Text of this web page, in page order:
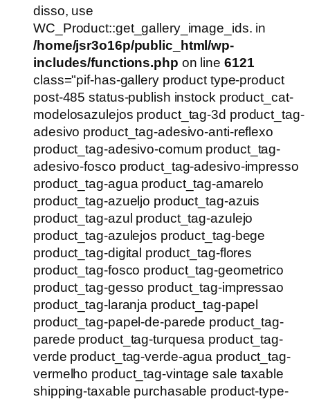
disso, use
WC_Product::get_gallery_image_ids. in
/home/jsr3o16p/public_html/wp-
includes/functions.php on line 6121
class="pif-has-gallery product type-product
post-485 status-publish instock product_cat-
modelosazulejos product_tag-3d product_tag-
adesivo product_tag-adesivo-anti-reflexo
product_tag-adesivo-comum product_tag-
adesivo-fosco product_tag-adesivo-impresso
product_tag-agua product_tag-amarelo
product_tag-azueljo product_tag-azuis
product_tag-azul product_tag-azulejo
product_tag-azulejos product_tag-bege
product_tag-digital product_tag-flores
product_tag-fosco product_tag-geometrico
product_tag-gesso product_tag-impressao
product_tag-laranja product_tag-papel
product_tag-papel-de-parede product_tag-
parede product_tag-turquesa product_tag-
verde product_tag-verde-agua product_tag-
vermelho product_tag-vintage sale taxable
shipping-taxable purchasable product-type-